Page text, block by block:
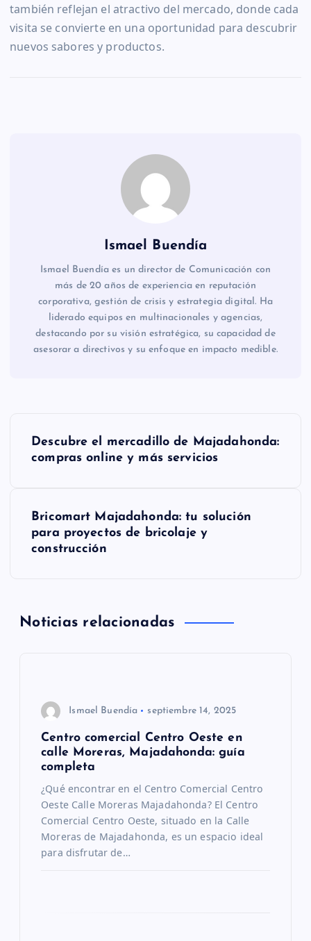
también reflejan el atractivo del mercado, donde cada
visita se convierte en una oportunidad para descubrir
nuevos sabores y productos.
Ismael Buendía
Ismael Buendía es un director de Comunicación con
más de 20 años de experiencia en reputación
corporativa, gestión de crisis y estrategia digital. Ha
liderado equipos en multinacionales y agencias,
destacando por su visión estratégica, su capacidad de
asesorar a directivos y su enfoque en impacto medible.
N
c
Descubre el mercadillo de Majadahonda:
compras online y más servicios
Bricomart Majadahonda: tu solución
para proyectos de bricolaje y
construcción
Noticias relacionadas
Ismael Buendía septiembre 14, 2025
Centro comercial Centro Oeste en
calle Moreras, Majadahonda: guía
completa
¿Qué encontrar en el Centro Comercial Centro
Oeste Calle Moreras Majadahonda? El Centro
Comercial Centro Oeste, situado en la Calle
Moreras de Majadahonda, es un espacio ideal
para disfrutar de…